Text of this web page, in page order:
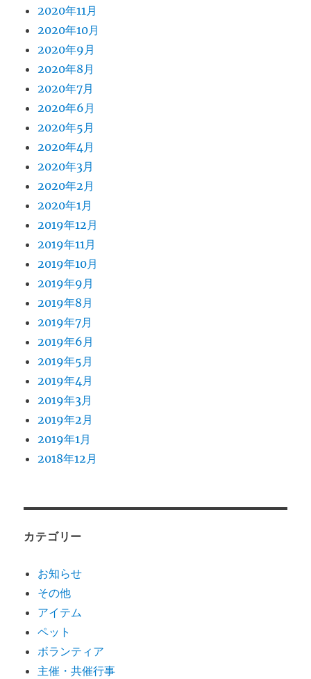
2020年11月
2020年10月
2020年9月
2020年8月
2020年7月
2020年6月
2020年5月
2020年4月
2020年3月
2020年2月
2020年1月
2019年12月
2019年11月
2019年10月
2019年9月
2019年8月
2019年7月
2019年6月
2019年5月
2019年4月
2019年3月
2019年2月
2019年1月
2018年12月
カテゴリー
お知らせ
その他
アイテム
ペット
ボランティア
主催・共催行事